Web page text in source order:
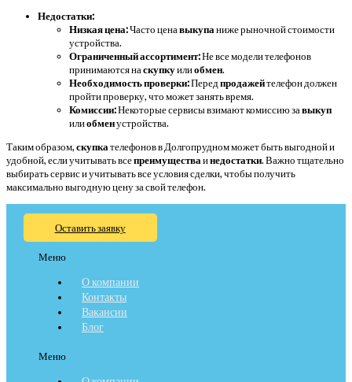
Недостатки:
Низкая цена:Часто ценавыкупаниже рыночной стоимости
устройства.
Ограниченный ассортимент:Не все модели телефонов
принимаются наскупкуилиобмен.
Необходимость проверки:Передпродажейтелефон должен
пройти проверку, что может занять время.
Комиссии:Некоторые сервисы взимают комиссию завыкуп
илиобменустройства.
Таким образом,скупкателефонов в Долгопрудном может быть выгодной и
удобной, если учитывать всепреимуществаинедостатки. Важно тщательно
выбирать сервис и учитывать все условия сделки, чтобы получить
максимально выгодную цену за свой телефон.
Оставить заявку
Меню
О компании
Контакты
Вакансии
Блог
Меню